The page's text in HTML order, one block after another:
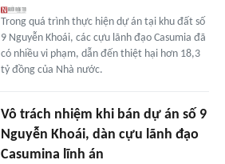
Trong quá trình thực hiện dự án tại khu đất số
9 Nguyễn Khoái, các cựu lãnh đạo Casumia đã
có nhiều vi phạm, dẫn đến thiệt hại hơn 18,3
tỷ đồng của Nhà nước.
Vô trách nhiệm khi bán dự án số 9
Nguyễn Khoái, dàn cựu lãnh đạo
Casumina lĩnh án